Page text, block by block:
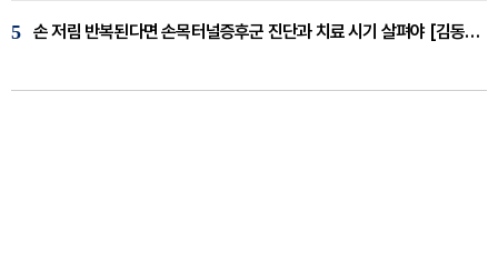
5 손 저림 반복된다면 손목터널증후군 진단과 치료 시기 살펴야 [김동현 원장 칼럼]